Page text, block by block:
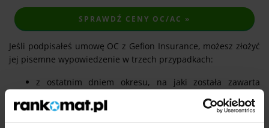
SPRAWDŹ CENY OC/AC »
Jeśli podpisałeś umowę OC z Gefion Insurance, możesz złożyć
jej pisemne wypowiedzenie w trzech przypadkach:
z ostatnim dniem okresu, na jaki została zawarta
po zawarciu umowy OC z innym towarzystwem, w